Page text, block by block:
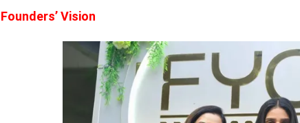
Founders’ Vision